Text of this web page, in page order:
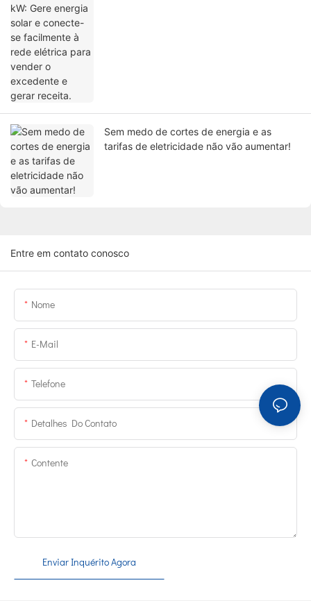
Sem medo de cortes de energia e as
tarifas de eletricidade não vão aumentar!
Entre em contato conosco
Nome
E-Mail
Telefone
Detalhes Do Contato
Contente
Enviar Inquérito Agora